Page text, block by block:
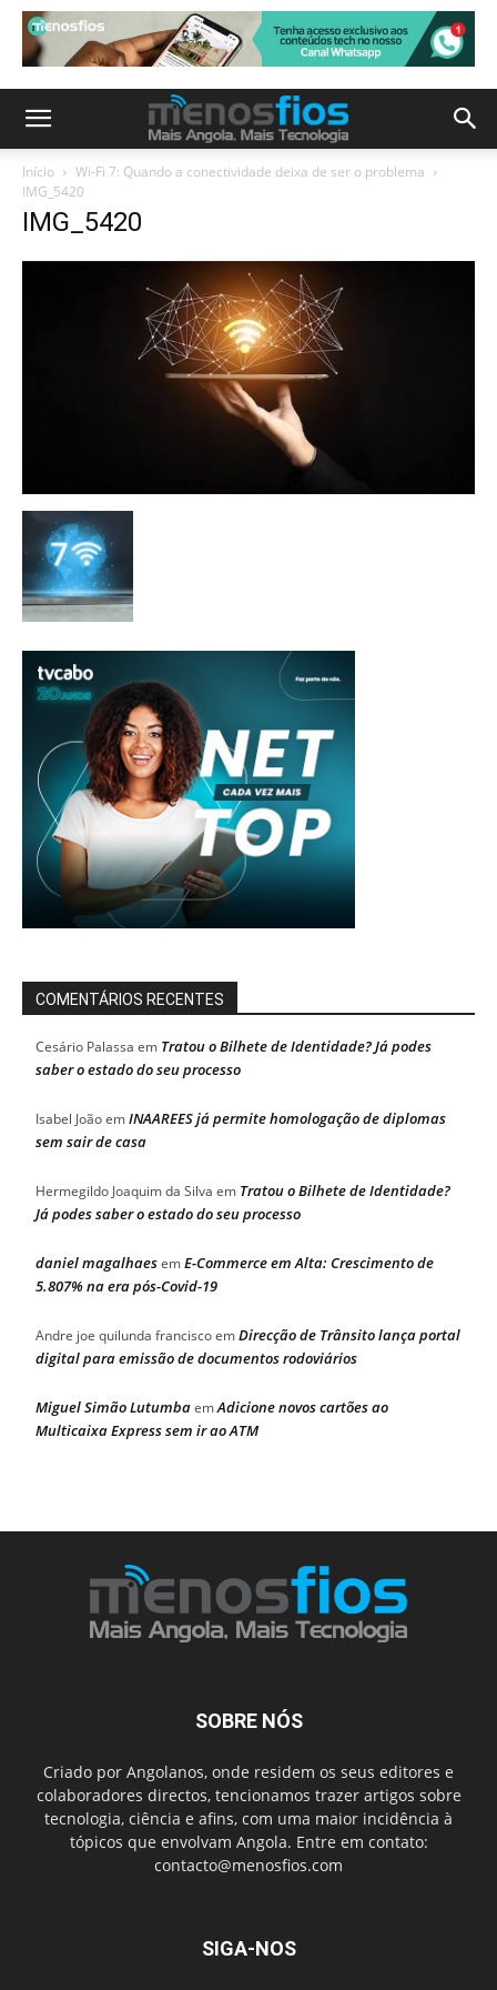
Início
Wi-Fi 7: Quando a conectividade deixa de ser o problema
IMG_5420
IMG_5420
COMENTÁRIOS RECENTES
Cesário Palassa em Tratou o Bilhete de Identidade? Já podes
saber o estado do seu processo
Isabel JoãoemINAAREES já permite homologação de diplomas
sem sair de casa
Hermegildo Joaquim da Silva em Tratou o Bilhete de Identidade?
Já podes saber o estado do seu processo
daniel magalhaesemE-Commerce em Alta: Crescimento de
5.807% na era pós-Covid-19
Andre joe quilunda franciscoemDirecção de Trânsito lança portal
digital para emissão de documentos rodoviários
Miguel Simão LutumbaemAdicione novos cartões ao
Multicaixa Express sem ir ao ATM
SOBRE NÓS
Criado por Angolanos, onde residem os seus editores e
colaboradores directos, tencionamos trazer artigos sobre
tecnologia, ciência e afins, com uma maior incidência à
tópicos que envolvam Angola. Entre em contato:
contacto@menosfios.com
SIGA-NOS